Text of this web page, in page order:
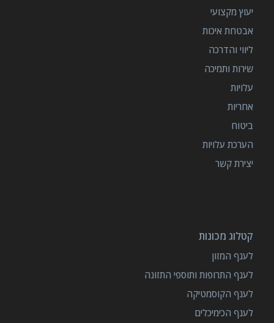
יעוץ מקצועי
אבטחת איכות
ליווי והדרכה
שירות ותמיכה
עלויות
אחריות
ביטוח
הערכת עלויות
יצירת קשר
קטלוג מכונות
לענף המזון
לענף התרופות ותוספי התזונה
לענף הקוסמטיקה
לענף הכימיכלים